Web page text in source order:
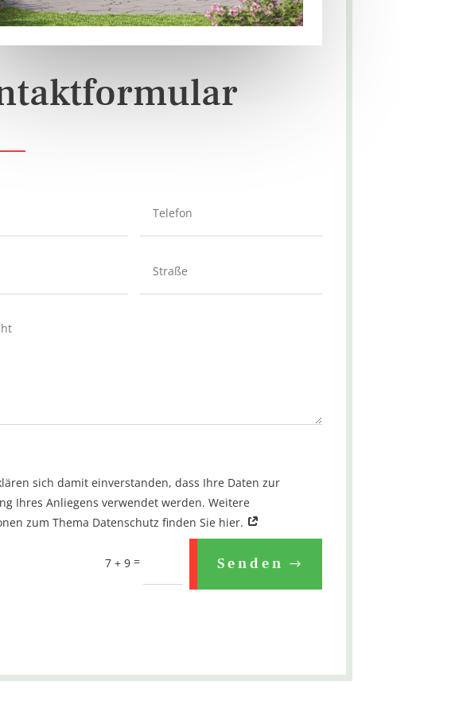
sich damit einverstanden, dass Ihre Daten zur
Ihres Anliegens verwendet werden. Weitere
zum Thema Datenschutz finden Sie hier.
7 + 9= Senden